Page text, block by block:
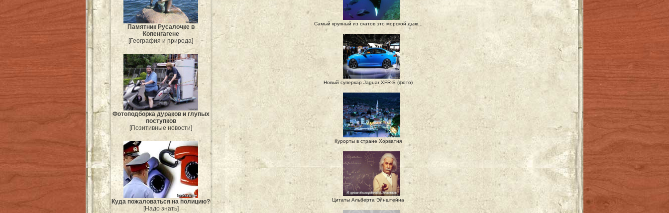
Памятник Русалочке в
Копенгагене
[География и природа]
Фотоподборка дураков и глупых
поступков
[Позитивные новости]
Куда пожаловаться на полицию?
[Надо знать]
Самый крупный из скатов это морской дьяв...
Новый суперкар Jaguar XFR-S (фото)
Курорты в стране Хорватия
Цитаты Альберта Эйнштейна